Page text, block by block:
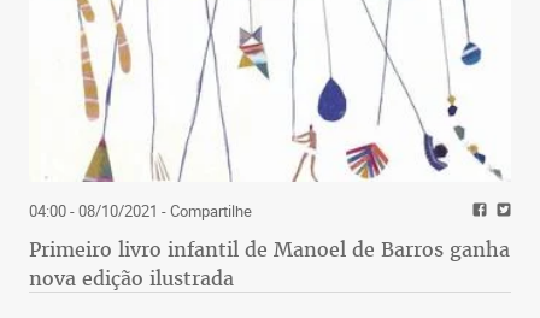
04:00 - 08/10/2021 - Compartilhe
Primeiro livro infantil de Manoel de Barros ganha
nova edição ilustrada